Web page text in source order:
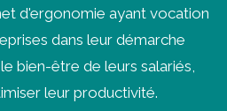
d'ergonomie ayant vocation
dans leur démarche
bien-être de leurs salariés,
leur productivité.